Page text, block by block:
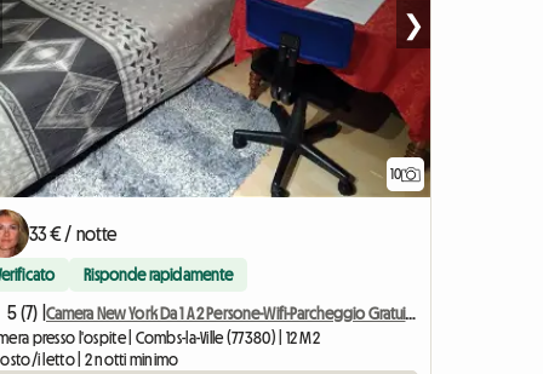
10
❯
33 € / notte
Risponde rapidamente
5 (7) |
Camera New York Da 1 A 2 Persone-Wifi-Parcheggio Gratuito
presso l'ospite | Combs-la-Ville (77380) | 12 M2
i letto | 2 notti minimo